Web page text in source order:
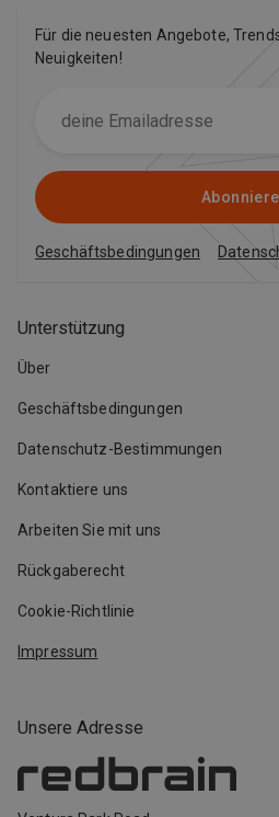
Unsere Adresse
Unterstützung
Über
Geschäftsbedingungen
Datenschutz-Bestimmungen
Kontaktiere uns
Arbeiten Sie mit uns
Rückgaberecht
Cookie-Richtlinie
Impressum
Für die neuesten Angebote,
Neuigkeiten!
Geschäftsbedingungen